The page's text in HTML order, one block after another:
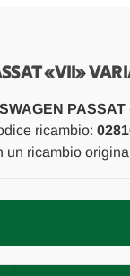
«VII»
PASSAT
ricambio:
ricambio